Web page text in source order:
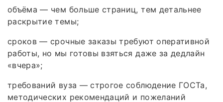
объёма — чем больше страниц, тем детальнее
раскрытие темы;
сроков — срочные заказы требуют оперативной
работы, но мы готовы взяться даже за дедлайн
«вчера»;
требований вуза — строгое соблюдение ГОСТа,
методических рекомендаций и пожеланий